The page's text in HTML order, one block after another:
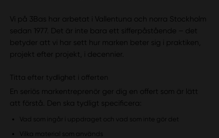
Vi på 3Bas har arbetat i Vallentuna och norra Stockholm
sedan 1977. Det är inte bara ett sifferpåstående – det
betyder att vi har sett hur marken beter sig i praktiken,
projekt efter projekt, i decennier.
Titta efter tydlighet i offerten
En seriös markentreprenör ger dig en offert som är lätt
att förstå. Den ska tydligt specificera:
Vad som ingår i uppdraget och vad som inte gör det
Vilka material som används